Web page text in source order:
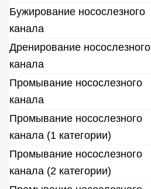
Бужирование носослезного
канала
Дренирование носослезного
канала
Промывание носослезного
канала
Промывание носослезного
канала (1 категории)
Промывание носослезного
канала (2 категории)